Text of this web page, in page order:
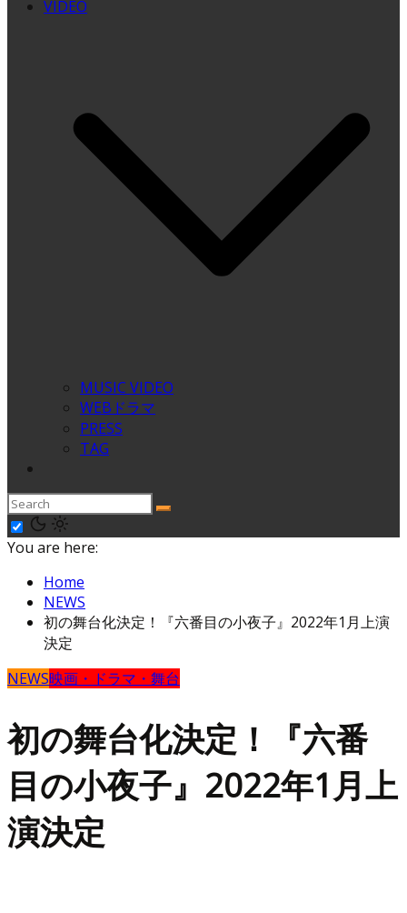
VIDEO
MUSIC VIDEO
WEBドラマ
PRESS
TAG
You are here:
Home
NEWS
初の舞台化決定！『六番目の小夜子』2022年1月上演
決定
NEWS映画・ドラマ・舞台
初の舞台化決定！『六番
目の小夜子』2022年1月上
演決定